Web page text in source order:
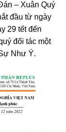
– Xuân Quý
đầu từ ngày
29 tết đến
đối tác một
Như Ý.